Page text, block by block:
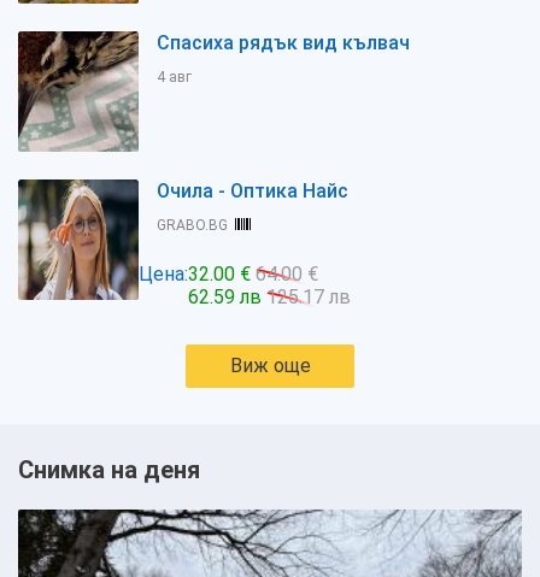
Спасиха рядък вид кълвач
4 авг
Очила - Оптика Найс
GRABO.BG
Цена:32.00 € 64.00 €
62.59 лв 125.17 лв
Виж още
Снимка на деня